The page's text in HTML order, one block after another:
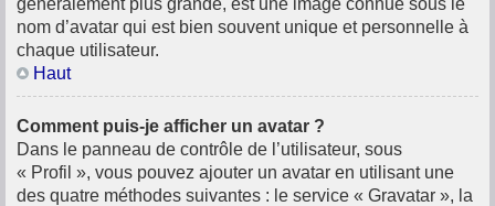
généralement plus grande, est une image connue sous le
nom d’avatar qui est bien souvent unique et personnelle à
chaque utilisateur.
Haut
Comment puis-je afficher un avatar ?
Dans le panneau de contrôle de l’utilisateur, sous
« Profil », vous pouvez ajouter un avatar en utilisant une
des quatre méthodes suivantes : le service « Gravatar », la